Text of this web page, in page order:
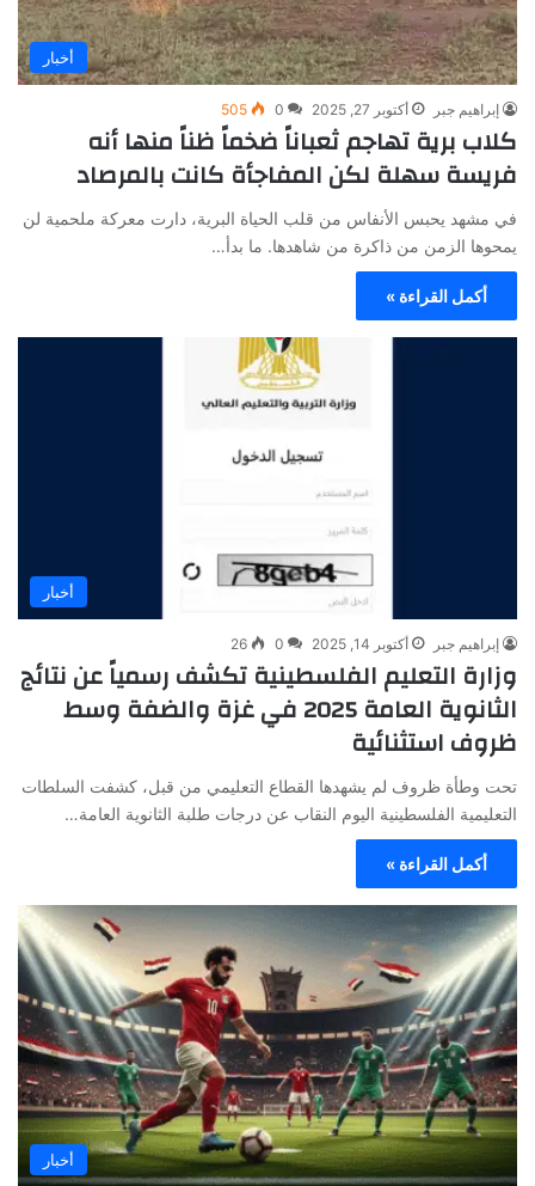
أخبار
إبراهيم جبر أكتوبر 27, 2025 0
505
كلاب برية تهاجم ثعباناً ضخماً ظناً منها أنه
فريسة سهلة لكن المفاجأة كانت بالمرصاد
في مشهد يحبس الأنفاس من قلب الحياة البرية، دارت معركة ملحمية لن
يمحوها الزمن من ذاكرة من شاهدها. ما بدأ…
أكمل القراءة »
أخبار
إبراهيم جبر أكتوبر 14, 2025 0
26
وزارة التعليم الفلسطينية تكشف رسمياً عن نتائج
الثانوية العامة 2025 في غزة والضفة وسط
ظروف استثنائية
تحت وطأة ظروف لم يشهدها القطاع التعليمي من قبل، كشفت السلطات
التعليمية الفلسطينية اليوم النقاب عن درجات طلبة الثانوية العامة…
أكمل القراءة »
أخبار